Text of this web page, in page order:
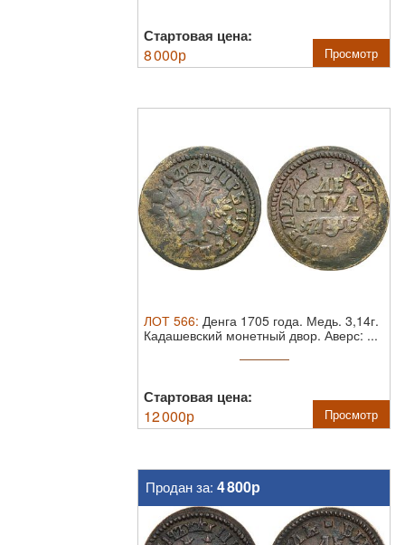
Стартовая цена:
8 000р Просмотр
ЛОТ 566: Денга 1705 года. Медь. 3,14г.
Кадашевский монетный двор. Аверс: ...
Стартовая цена:
12 000р Просмотр
Продан за: 4 800р